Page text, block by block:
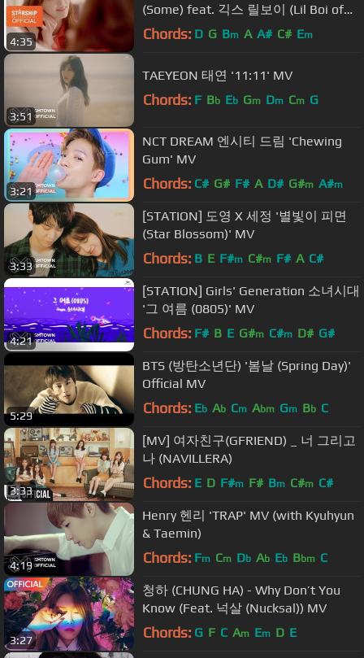
4:35
(Some) feat. 긱스 릴보이 (Lil Boi of
Geeks) M/V
Chords: D G Bm A A# C# Em
3:51
TAEYEON 태연 '11:11' MV
Chords: F Bb Eb Gm Dm Cm G
3:21
NCT DREAM 엔시티 드림 'Chewing
Gum' MV
Chords: C# G# F# A D# G#m A#m
3:33
[STATION] 도영 X 세정 '별빛이 피면
(Star Blossom)' MV
Chords: B E F#m C#m F# A C#
4:21
[STATION] Girls' Generation 소녀시대
'그 여름 (0805)' MV
Chords: F# B E G#m C#m D# G#
5:29
BTS (방탄소년단) '봄날 (Spring Day)'
Official MV
Chords: Eb Ab Cm Abm Gm Bb C
3:33
[MV] 여자친구(GFRIEND) _ 너 그리고
나 (NAVILLERA)
Chords: E D F#m F# Bm C#m C#
4:19
Henry 헨리 'TRAP' MV (with Kyuhyun
& Taemin)
Chords: Fm Cm Db Ab Eb Bbm C
3:27
청하 (CHUNG HA) - Why Don’t You
Know (Feat. 넉살 (Nucksal)) MV
Chords: G F C Am Em D E